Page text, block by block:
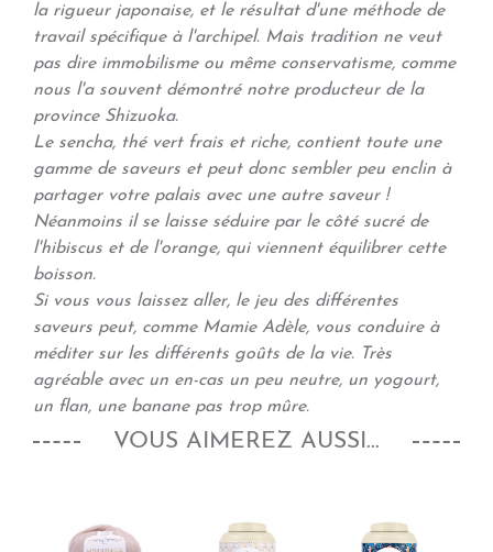
la rigueur japonaise, et le résultat d'une méthode de
travail spécifique à l'archipel. Mais tradition ne veut
pas dire immobilisme ou même conservatisme, comme
nous l'a souvent démontré notre producteur de la
province Shizuoka.
Le sencha, thé vert frais et riche, contient toute une
gamme de saveurs et peut donc sembler peu enclin à
partager votre palais avec une autre saveur !
Néanmoins il se laisse séduire par le côté sucré de
l'hibiscus et de l'orange, qui viennent équilibrer cette
boisson.
Si vous vous laissez aller, le jeu des différentes
saveurs peut, comme Mamie Adèle, vous conduire à
méditer sur les différents goûts de la vie. Très
agréable avec un en-cas un peu neutre, un yogourt,
un flan, une banane pas trop mûre.
VOUS AIMEREZ AUSSI...